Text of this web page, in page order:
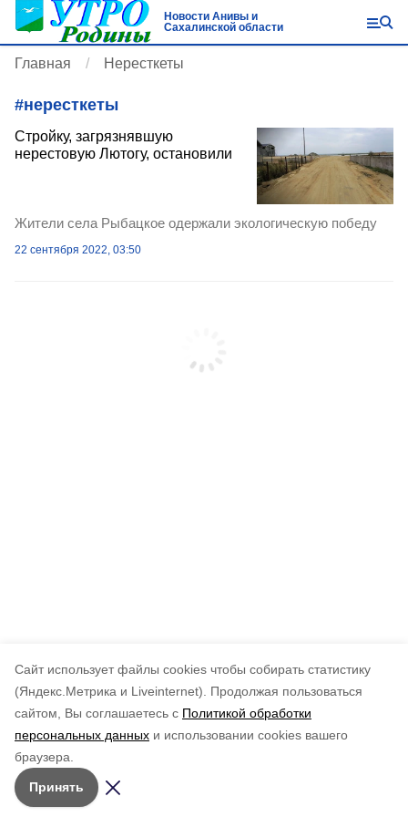
Cайт использует файлы cookies чтобы собирать статистику
(Яндекс.Метрика и Liveinternet).
Продолжая пользоваться
сайтом, Вы соглашаетесь с Политикой обработки
персональных данных и использовании cookies вашего
браузера.
Принять
Новости Анивы и
Сахалинской области
Главная Нересткеты
#нересткеты
Стройку, загрязнявшую
нерестовую Лютогу, остановили
Жители села Рыбацкое одержали экологическую победу
22 сентября 2022, 03:50